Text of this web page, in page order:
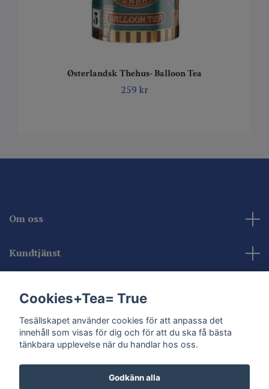
Østerlandsk Thehus- Balloon Tea
259 kr
Om oss
Kundtjänst
Sociala medier
Cookies+Tea= True
Tesällskapet använder cookies för att anpassa det
innehåll som visas för dig och för att du ska få bästa
tänkbara upplevelse när du handlar hos oss.
Godkänn alla